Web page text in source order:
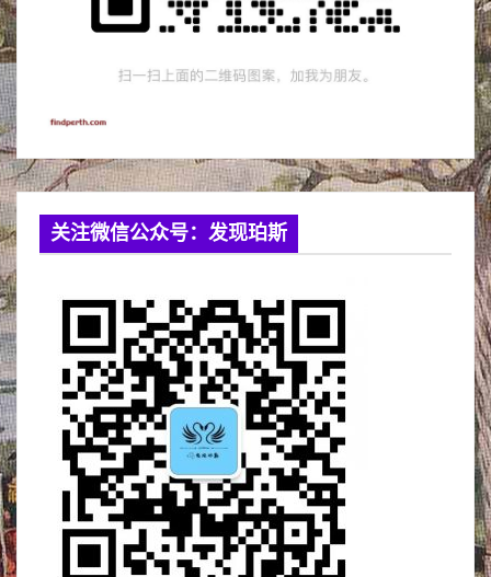
关注微信公众号：发现珀斯